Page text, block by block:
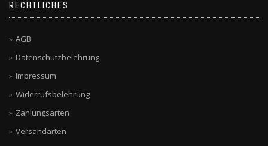
RECHTLICHES
AGB
Datenschutzbelehrung
Impressum
Widerrufsbelehrung
Zahlungsarten
Versandarten